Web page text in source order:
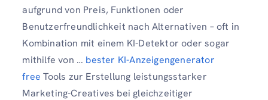
aufgrund von Preis, Funktionen oder
Benutzerfreundlichkeit nach Alternativen – oft in
Kombination mit einem KI-Detektor oder sogar
mithilfe von … bester KI-Anzeigengenerator
free Tools zur Erstellung leistungsstarker
Marketing-Creatives bei gleichzeitiger